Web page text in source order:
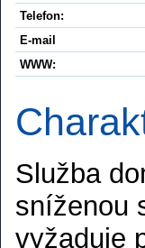
Telefon:
E-mail
WWW:
Služba
sníženou
vyžaduje